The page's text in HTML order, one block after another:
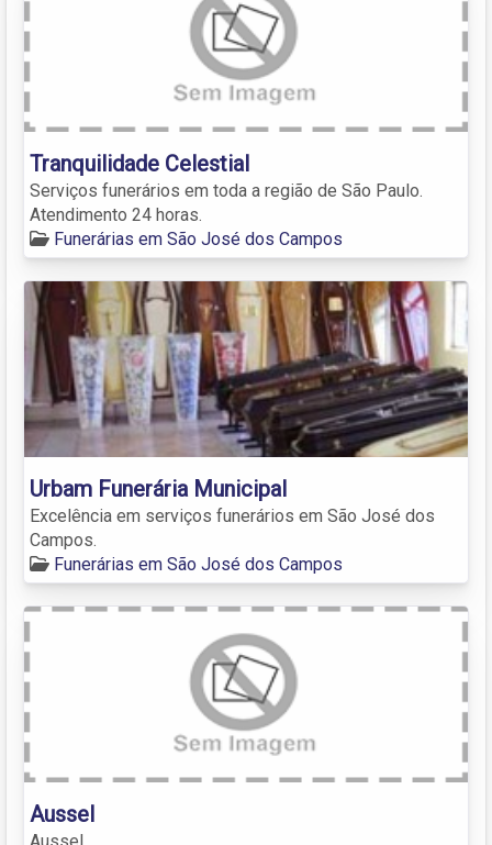
Tranquilidade Celestial
Serviços funerários em toda a região de São Paulo.
Atendimento 24 horas.
Funerárias em São José dos Campos
Urbam Funerária Municipal
Excelência em serviços funerários em São José dos
Campos.
Funerárias em São José dos Campos
Aussel
Aussel